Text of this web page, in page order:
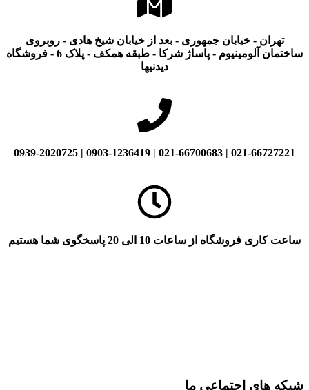
تهران - خیابان جمهوری - بعد از خیابان شیخ هادی - روبروی
ساختمان آلومینیوم - پاساژ شرکا - طبقه همکف - پلاک 6 - فروشگاه
دیدنیها
021-66727221 | 021-66700683 | 0903-1236419 | 0939-2020725
ساعت کاری فروشگاه از ساعات 10 الی 20 پاسخگوی شما هستیم
شبکه های اجتماعی ما